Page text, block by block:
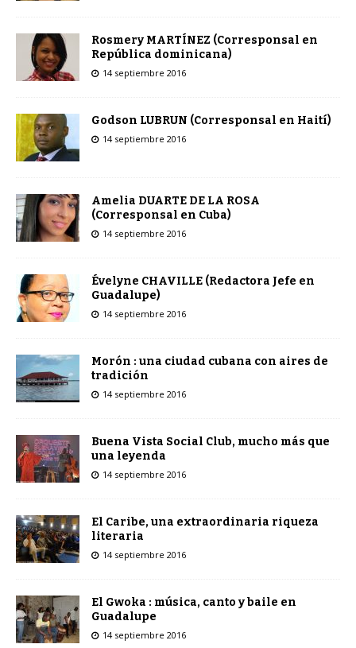
Rosmery MARTÍNEZ (Corresponsal en
República dominicana)
14 septiembre 2016
Godson LUBRUN (Corresponsal en Haití)
14 septiembre 2016
Amelia DUARTE DE LA ROSA
(Corresponsal en Cuba)
14 septiembre 2016
Évelyne CHAVILLE (Redactora Jefe en
Guadalupe)
14 septiembre 2016
Morón : una ciudad cubana con aires de
tradición
14 septiembre 2016
Buena Vista Social Club, mucho más que
una leyenda
14 septiembre 2016
El Caribe, una extraordinaria riqueza
literaria
14 septiembre 2016
El Gwoka : música, canto y baile en
Guadalupe
14 septiembre 2016